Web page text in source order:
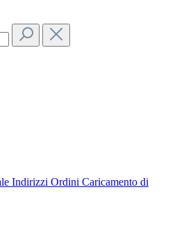
Indirizzi Ordini Caricamento di